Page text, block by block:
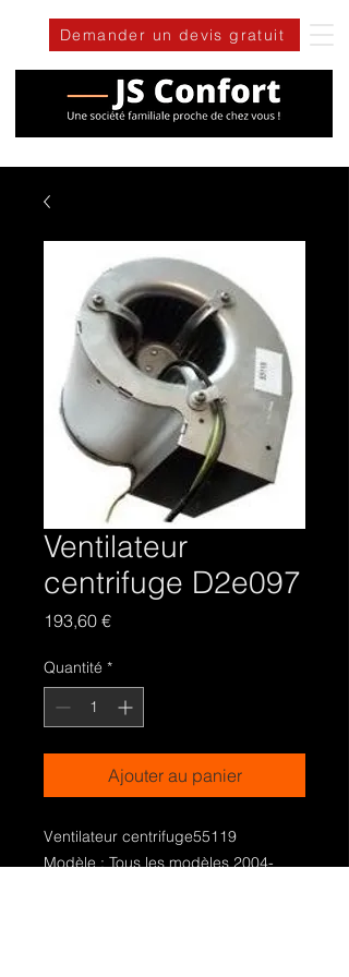
Demander un devis gratuit
Ventilateur
centrifuge D2e097
193,60 €Prix
Quantité *
Ajouter au panier
Ventilateur centrifuge55119
Modèle : Tous les modèles 2004-